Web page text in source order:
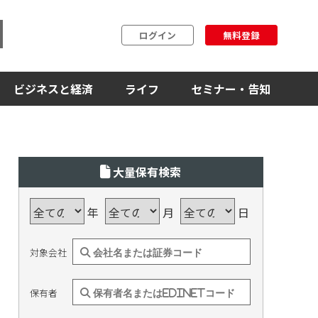
ログイン 無料登録
ビジネスと経済 ライフ セミナー・告知
大量保有検索
年 月 日
対象会社
保有者